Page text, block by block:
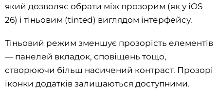
який дозволяє обрати між прозорим (як у iOS
26) і тіньовим (tinted) виглядом інтерфейсу.
Тіньовий режим зменшує прозорість елементів
— панелей вкладок, сповіщень тощо,
створюючи більш насичений контраст. Прозорі
іконки додатків залишаються доступними.